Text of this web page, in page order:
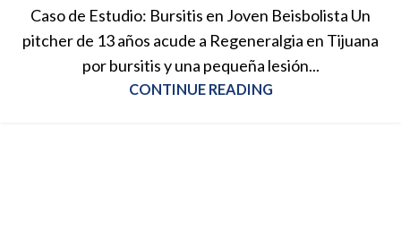
Caso de Estudio: Bursitis en Joven Beisbolista Un
pitcher de 13 años acude a Regeneralgia en Tijuana
por bursitis y una pequeña lesión...
CONTINUE READING